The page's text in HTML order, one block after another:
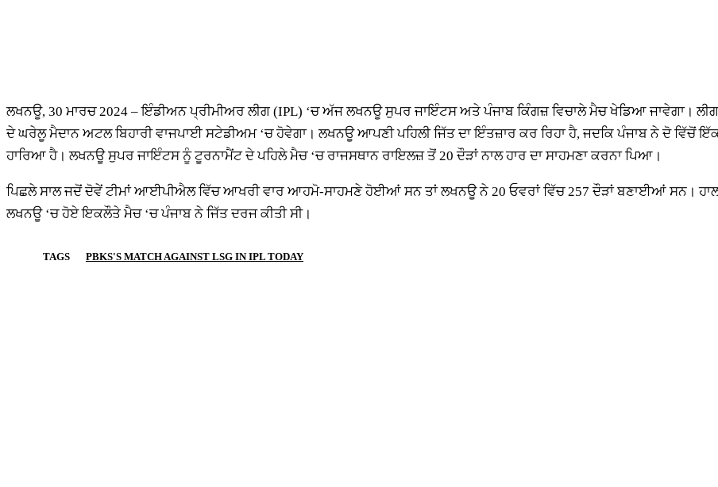
ਲਖਨਊ, 30 ਮਾਰਚ 2024 – ਇੰਡੀਅਨ ਪ੍ਰੀਮੀਅਰ ਲੀਗ (IPL) ‘ਚ ਅੱਜ ਲਖਨਊ ਸੁਪਰ ਜਾਇੰਟਸ ਅਤੇ ਪੰਜਾਬ ਕਿੰਗਜ਼ ਵਿਚਾਲੇ ਮੈਚ ਖੇਡਿਆ ਜਾਵੇਗਾ।
ਦੇ ਘਰੇਲੂ ਮੈਦਾਨ ਅਟਲ ਬਿਹਾਰੀ ਵਾਜਪਾਈ ਸਟੇਡੀਅਮ ‘ਚ ਹੋਵੇਗਾ। ਲਖਨਊ ਆਪਣੀ ਪਹਿਲੀ ਜਿੱਤ ਦਾ ਇੰਤਜ਼ਾਰ ਕਰ ਰਿਹਾ ਹੈ, ਜਦਕਿ ਪੰਜਾਬ ਨੇ ਦੋ ਵਿੱਚੋਂ
ਹਾਰਿਆ ਹੈ। ਲਖਨਊ ਸੁਪਰ ਜਾਇੰਟਸ ਨੂੰ ਟੂਰਨਾਮੈਂਟ ਦੇ ਪਹਿਲੇ ਮੈਚ ‘ਚ ਰਾਜਸਥਾਨ ਰਾਇਲਜ਼ ਤੋਂ 20 ਦੌੜਾਂ ਨਾਲ ਹਾਰ ਦਾ ਸਾਹਮਣਾ ਕਰਨਾ ਪਿਆ।
ਪਿਛਲੇ ਸਾਲ ਜਦੋਂ ਦੋਵੇਂ ਟੀਮਾਂ ਆਈਪੀਐਲ ਵਿੱਚ ਆਖਰੀ ਵਾਰ ਆਹਮੋ-ਸਾਹਮਣੇ ਹੋਈਆਂ ਸਨ ਤਾਂ ਲਖਨਊ ਨੇ 20 ਓਵਰਾਂ ਵਿੱਚ 257 ਦੌੜਾਂ ਬਣਾਈਆਂ ਸਨ।
ਲਖਨਊ ‘ਚ ਹੋਏ ਇਕਲੌਤੇ ਮੈਚ ‘ਚ ਪੰਜਾਬ ਨੇ ਜਿੱਤ ਦਰਜ ਕੀਤੀ ਸੀ।
TAGS PBKS'S MATCH AGAINST LSG IN IPL TODAY